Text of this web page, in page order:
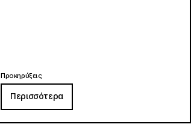
Προκηρύξεις
Περισσότερα